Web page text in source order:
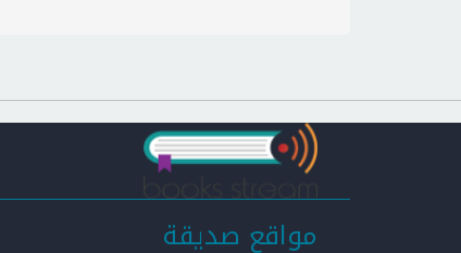
مواقع صديقة